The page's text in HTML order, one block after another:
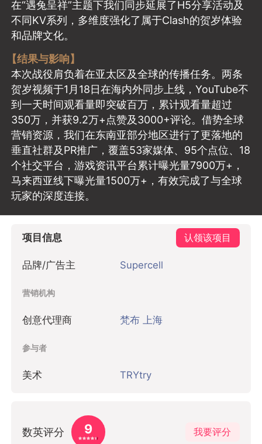
在“遇兔呈祥”主题下我们同步延展了H5分享活动及
不同KV系列，多维度强化了属于Clash的贺岁体验
和品牌文化。
【结果与影响】
本次战役肩负着在亚太区及全球的传播任务。两条
贺岁视频于1月18日在海内外同步上线，YouTube不
到一天时间观看量即突破百万，累计观看量超过
350万，并获9.2万+点赞及3000+评论。借势全球
营销资源，我们在东南亚部分地区进行了更落地的
垂直社群及PR推广，覆盖53家媒体、95个点位、18
个社交平台，游戏资讯平台累计曝光量7900万+，
马来西亚线下曝光量1500万+，有效完成了与全球
玩家的深度连接。
项目信息 认领该项目
品牌/广告主 Supercell
营销机构
创意代理商 梵布 上海
参与者
美术 TRYtry
数英评分 9 我要评分